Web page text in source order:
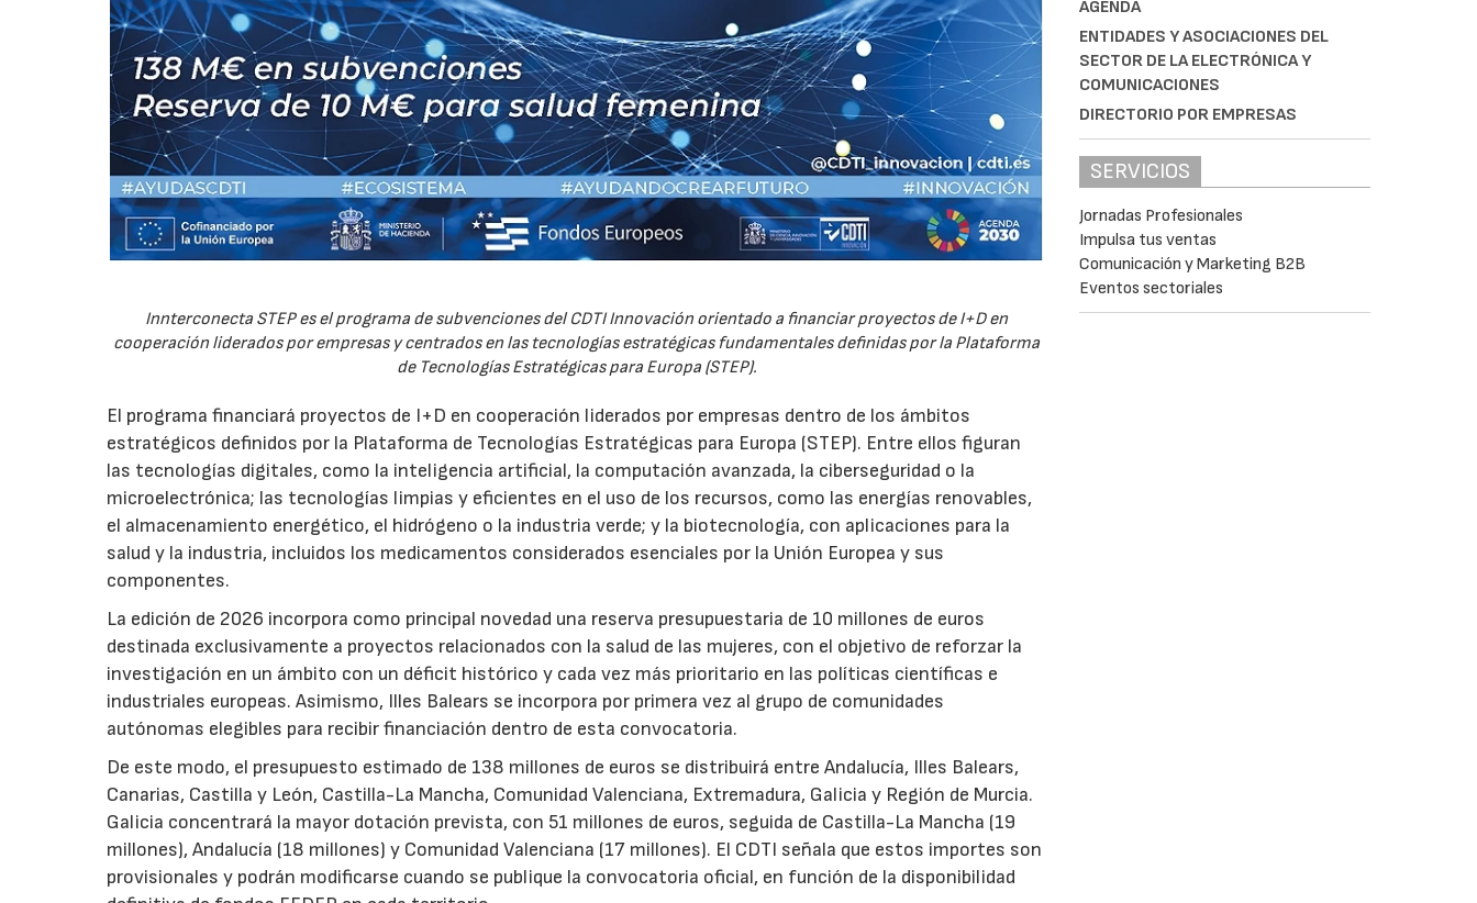
Innterconecta STEP es el programa de subvenciones del CDTI Innovación orientado a financiar proyectos de I+D en
cooperación liderados por empresas y centrados en las tecnologías estratégicas fundamentales definidas por la Plataforma
de Tecnologías Estratégicas para Europa (STEP).
El programa financiará proyectos de I+D en cooperación liderados por empresas dentro de los ámbitos
estratégicos definidos por la Plataforma de Tecnologías Estratégicas para Europa (STEP). Entre ellos figuran
las tecnologías digitales, como la inteligencia artificial, la computación avanzada, la ciberseguridad o la
microelectrónica; las tecnologías limpias y eficientes en el uso de los recursos, como las energías renovables,
el almacenamiento energético, el hidrógeno o la industria verde; y la biotecnología, con aplicaciones para la
salud y la industria, incluidos los medicamentos considerados esenciales por la Unión Europea y sus
componentes.
La edición de 2026 incorpora como principal novedad una reserva presupuestaria de 10 millones de euros
destinada exclusivamente a proyectos relacionados con la salud de las mujeres, con el objetivo de reforzar la
investigación en un ámbito con un déficit histórico y cada vez más prioritario en las políticas científicas e
industriales europeas. Asimismo, Illes Balears se incorpora por primera vez al grupo de comunidades
autónomas elegibles para recibir financiación dentro de esta convocatoria.
De este modo, el presupuesto estimado de 138 millones de euros se distribuirá entre Andalucía, Illes Balears,
Canarias, Castilla y León, Castilla-La Mancha, Comunidad Valenciana, Extremadura, Galicia y Región de Murcia.
Galicia concentrará la mayor dotación prevista, con 51 millones de euros, seguida de Castilla-La Mancha (19
millones), Andalucía (18 millones) y Comunidad Valenciana (17 millones). El CDTI señala que estos importes son
provisionales y podrán modificarse cuando se publique la convocatoria oficial, en función de la disponibilidad
AGENDA
ENTIDADES Y ASOCIACIONES DEL
SECTOR DE LA ELECTRÓNICA Y
COMUNICACIONES
DIRECTORIO POR EMPRESAS
SERVICIOS
Jornadas Profesionales
Impulsa tus ventas
Comunicación y Marketing B2B
Eventos sectoriales